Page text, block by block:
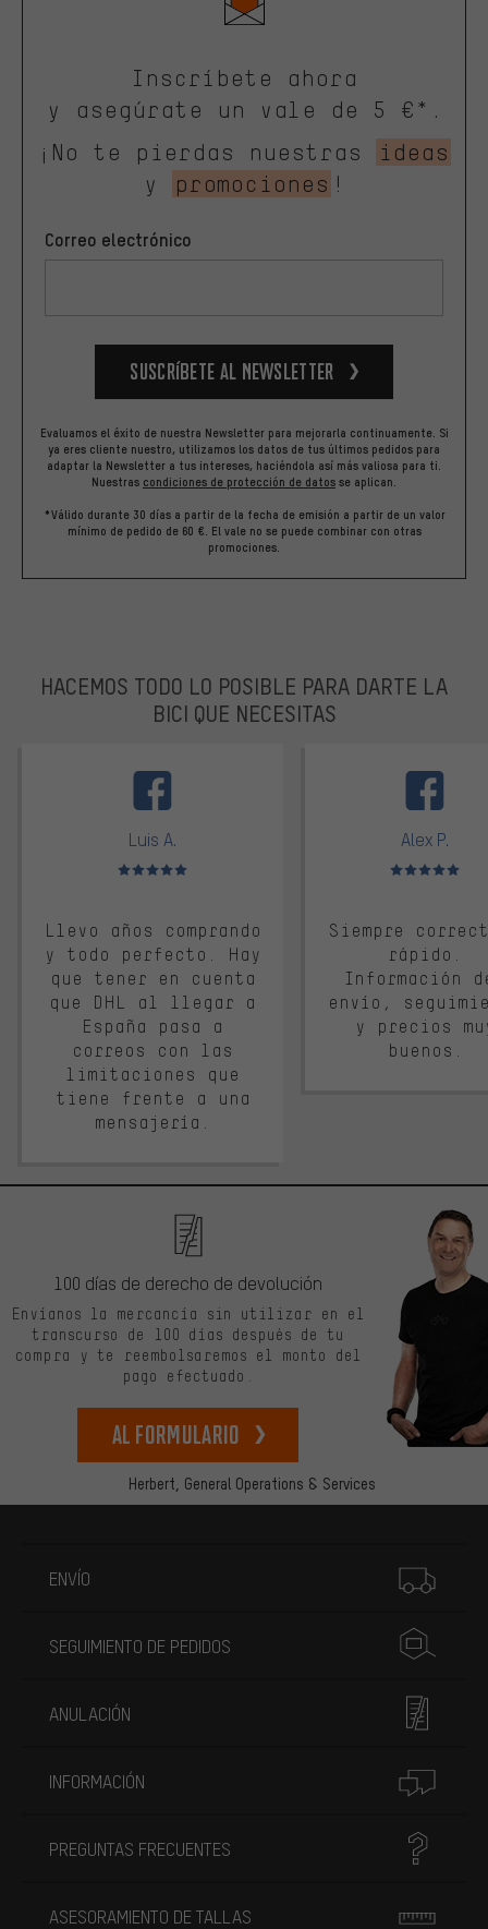
Inscríbete ahora
y asegúrate un vale de 5 €*.
¡No te pierdas nuestras
ideas
y
promociones !
Correo electrónico
Suscríbete al newsletter
Evaluamos el éxito de nuestra Newsletter para mejorarla continuamente. Si
ya eres cliente nuestro, utilizamos los datos de tus últimos pedidos para
adaptar la Newsletter a tus intereses, haciéndola así más valiosa para ti.
Nuestras condiciones de protección de datos se aplican.
*Válido durante 30 días a partir de la fecha de emisión a partir de un valor
mínimo de pedido de 60 €. El vale no se puede combinar con otras
promociones.
HACEMOS TODO LO POSIBLE PARA DARTE LA
BICI QUE NECESITAS
Luis A.
Valoración media: 5 de 5
Llevo años comprando
y todo perfecto. Hay
que tener en cuenta
que DHL al llegar a
España pasa a
correos con las
limitaciones que
tiene frente a una
mensajería.
Alex P.
Valoración
Siempre
rápido.
Información
envío,
y precios
buenos.
Herbert, General Operations & Services
100 días de derecho de devolución
Envíanos la mercancía sin utilizar en el
transcurso de 100 días después de tu
compra y te reembolsaremos el monto del
pago efectuado.
Al formulario
ENVÍO
SEGUIMIENTO DE PEDIDOS
ANULACIÓN
INFORMACIÓN
PREGUNTAS FRECUENTES
ASESORAMIENTO DE TALLAS